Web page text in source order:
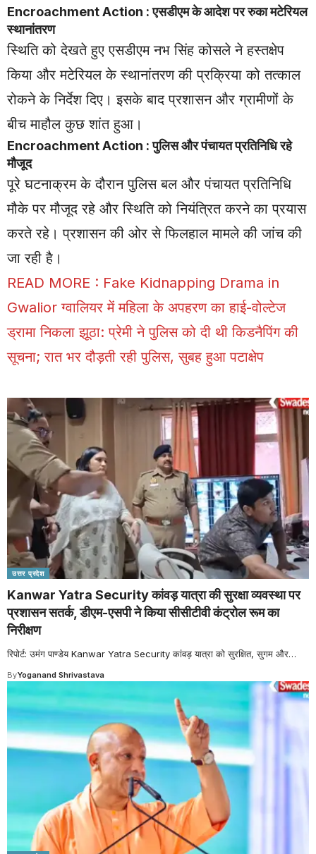
Encroachment Action : एसडीएम के आदेश पर रुका मटेरियल
स्थानांतरण
स्थिति को देखते हुए एसडीएम नभ सिंह कोसले ने हस्तक्षेप
किया और मटेरियल के स्थानांतरण की प्रक्रिया को तत्काल
रोकने के निर्देश दिए। इसके बाद प्रशासन और ग्रामीणों के
बीच माहौल कुछ शांत हुआ।
Encroachment Action : पुलिस और पंचायत प्रतिनिधि रहे
मौजूद
पूरे घटनाक्रम के दौरान पुलिस बल और पंचायत प्रतिनिधि
मौके पर मौजूद रहे और स्थिति को नियंत्रित करने का प्रयास
करते रहे। प्रशासन की ओर से फिलहाल मामले की जांच की
जा रही है।
READ MORE : Fake Kidnapping Drama in
Gwalior ग्वालियर में महिला के अपहरण का हाई-वोल्टेज
ड्रामा निकला झूठा: प्रेमी ने पुलिस को दी थी किडनैपिंग की
सूचना; रात भर दौड़ती रही पुलिस, सुबह हुआ पटाक्षेप
उत्तर प्रदेश
Kanwar Yatra Security कांवड़ यात्रा की सुरक्षा व्यवस्था पर
प्रशासन सतर्क, डीएम-एसपी ने किया सीसीटीवी कंट्रोल रूम का
निरीक्षण
रिपोर्ट: उमंग पाण्डेय Kanwar Yatra Security कांवड़ यात्रा को सुरक्षित, सुगम और…
ByYoganand Shrivastava